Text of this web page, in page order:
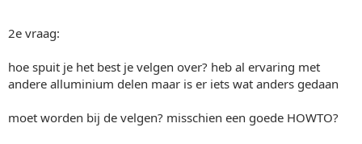
2e vraag:
hoe spuit je het best je velgen over? heb al ervaring met
andere alluminium delen maar is er iets wat anders gedaan
moet worden bij de velgen? misschien een goede HOWTO?